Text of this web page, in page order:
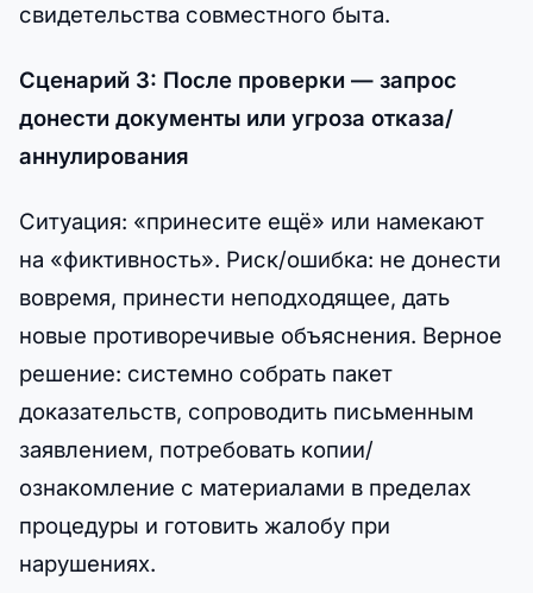
свидетельства совместного быта.
Сценарий 3: После проверки — запрос
донести документы или угроза отказа/
аннулирования
Ситуация: «принесите ещё» или намекают
на «фиктивность». Риск/ошибка: не донести
вовремя, принести неподходящее, дать
новые противоречивые объяснения. Верное
решение: системно собрать пакет
доказательств, сопроводить письменным
заявлением, потребовать копии/
ознакомление с материалами в пределах
процедуры и готовить жалобу при
нарушениях.